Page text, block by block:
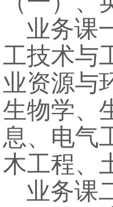
业务课
工技术与
业资源与
生物学、
息、电气
木工程、
业务课